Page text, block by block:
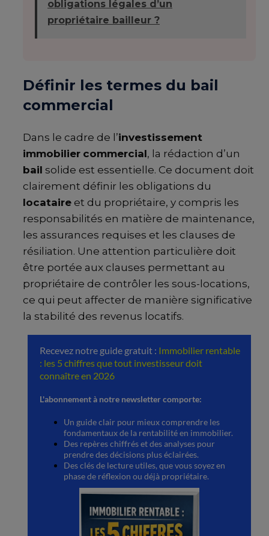
obligations légales d’un
propriétaire bailleur ?
Définir les termes du bail
commercial
Dans le cadre de l’investissement
immobilier commercial, la rédaction d’un
bail solide est essentielle. Ce document doit
clairement définir les obligations du
locataire et du propriétaire, y compris les
responsabilités en matière de maintenance,
les assurances requises et les clauses de
résiliation. Une attention particulière doit
être portée aux clauses permettant au
propriétaire de contrôler les sous-locations,
ce qui peut affecter de manière significative
la stabilité des revenus locatifs.